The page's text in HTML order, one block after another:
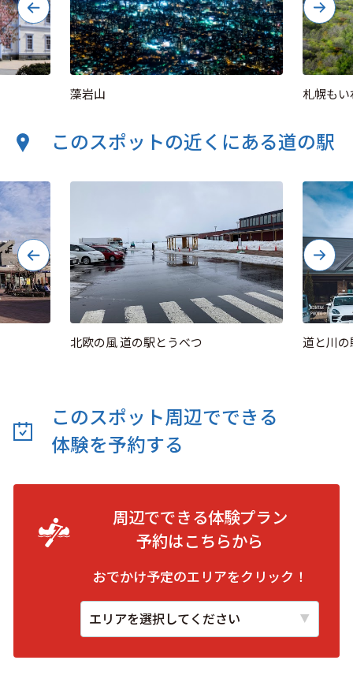
藻岩山 札幌も
このスポットの近くにある道の駅
北欧の風 道の駅とうべつ 道と川
このスポット周辺でできる
体験を予約する
周辺でできる体験プラン
予約はこちらから
おでかけ予定のエリアをクリック！